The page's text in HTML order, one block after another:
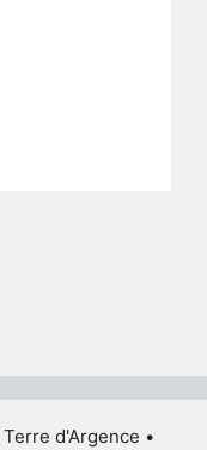
d'Argence •